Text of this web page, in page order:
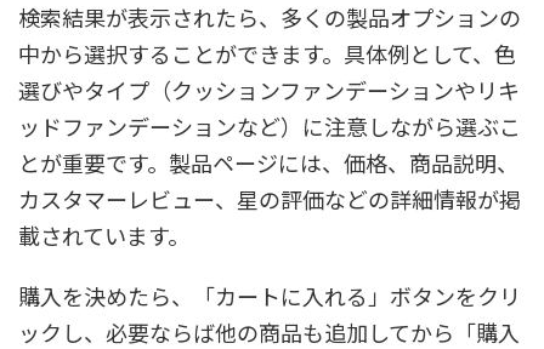
検索結果が表示されたら、多くの製品オプションの
中から選択することができます。具体例として、色
選びやタイプ（クッションファンデーションやリキ
ッドファンデーションなど）に注意しながら選ぶこ
とが重要です。製品ページには、価格、商品説明、
カスタマーレビュー、星の評価などの詳細情報が掲
載されています。
購入を決めたら、「カートに入れる」ボタンをクリ
ックし、必要ならば他の商品も追加してから「購入